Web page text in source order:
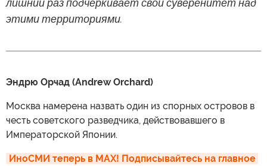
этими территориями.
Эндрю Орчад (Andrew Orchard)
Москва намерена назвать один из спорных островов в
честь советского разведчика, действовавшего в
Императорской Японии.
ИноСМИ теперь в MAX! Подписывайтесь на главное